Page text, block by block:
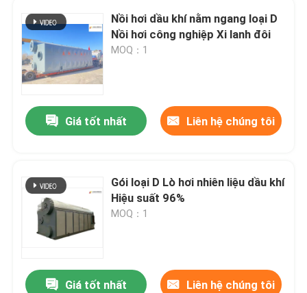
Nồi hơi dầu khí nằm ngang loại D
Nồi hơi công nghiệp Xi lanh đôi
MOQ：1
Giá tốt nhất Liên hệ chúng tôi
Gói loại D Lò hơi nhiên liệu dầu khí
Hiệu suất 96%
MOQ：1
Giá tốt nhất Liên hệ chúng tôi